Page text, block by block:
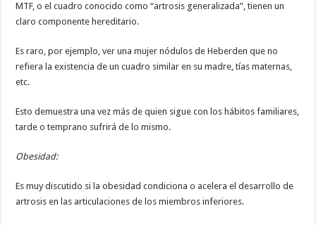
MTF, o el cuadro conocido como “artrosis generalizada”, tienen un
claro componente hereditario.
Es raro, por ejemplo, ver una mujer nódulos de Heberden que no
refiera la existencia de un cuadro similar en su madre, tías maternas,
etc.
Esto demuestra una vez más de quien sigue con los hábitos familiares,
tarde o temprano sufrirá de lo mismo.
Obesidad:
Es muy discutido si la obesidad condiciona o acelera el desarrollo de
artrosis en las articulaciones de los miembros inferiores.